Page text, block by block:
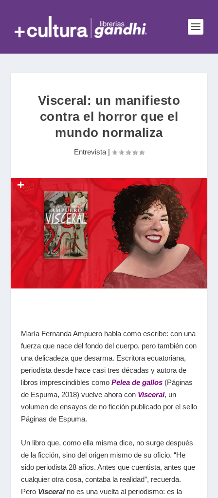
Visceral: un manifiesto
contra el horror que el
mundo normaliza
Entrevista |
María Fernanda Ampuero habla como escribe: con una
fuerza que nace del fondo del cuerpo, pero también con
una delicadeza que desarma. Escritora ecuatoriana,
periodista desde hace casi tres décadas y autora de
libros imprescindibles como Pelea de gallos(Páginas
de Espuma, 2018) vuelve ahora con Visceral, un
volumen de ensayos de no ficción publicado por el sello
Páginas de Espuma.
Un libro que, como ella misma dice, no surge después
de la ficción, sino del origen mismo de su oficio. “He
sido periodista 28 años. Antes que cuentista, antes que
cualquier otra cosa, contaba la realidad”, recuerda.
Pero Visceralno es una vuelta al periodismo: es la